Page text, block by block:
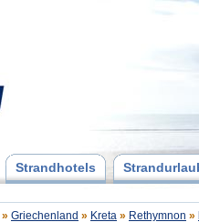
Strandhotels
» Griechenland » Kreta » Rethymnon »